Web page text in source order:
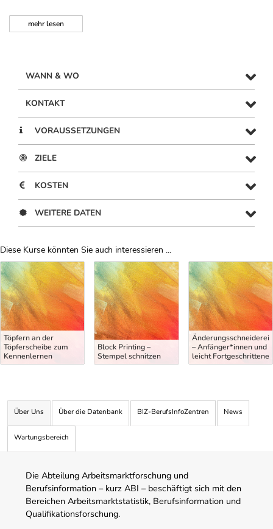
mehrlesen
WANN & WO
KONTAKT
VORAUSSETZUNGEN
ZIELE
KOSTEN
WEITERE DATEN
Diese Kurse könnten Sie auch interessieren ...
Uber Weiterbildungsvorschläge
Töpfern an der
Töpferscheibe zum
Kennenlernen
Block Printing –
Stempel schnitzen
Änderungsschneiderei
– Anfänger*innen und
leicht Fortgeschrittene
Über Uns Über die Datenbank BIZ-BerufsInfoZentren News
Wartungsbereich
Die Abteilung Arbeitsmarktforschung und
Berufsinformation – kurz ABI – beschäftigt sich mit den
Bereichen Arbeitsmarktstatistik, Berufsinformation und
Qualifikationsforschung.